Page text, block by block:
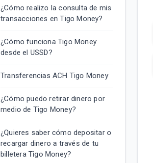
¿Cómo realizo la consulta de mis
transacciones en Tigo Money?
¿Cómo funciona Tigo Money
desde el USSD?
Transferencias ACH Tigo Money
¿Cómo puedo retirar dinero por
medio de Tigo Money?
¿Quieres saber cómo depositar o
recargar dinero a través de tu
billetera Tigo Money?